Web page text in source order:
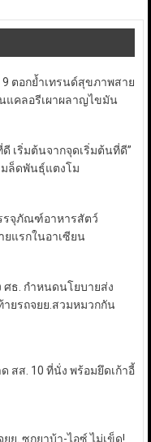
9 ตอกย้ำเทรนด์สุขภาพสาย
ร์นแคลอรีเผาผลาญไขมัน
เริ่มต้นจากจุดเริ่มต้นที่ดี”
ล็ดพันธุ์แตงโม
รรจุภัณฑ์อาหารสัตว์
ยแรกในอาเซียน
ศธ. กำหนดนโยบายส่ง
ยรถจยย.สวมหมวกกัน
สส. 10 ที่นั่ง พร้อมยึดเก้าอี้
ย. ซุกยาบ้า-ไอซ์ ไม่เข็ด!